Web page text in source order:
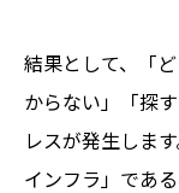
結果として、「
からない」「探
レスが発生しま
インフラ」であ